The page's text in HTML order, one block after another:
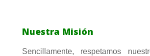
Nuestra Misión
Sencillamente, respetamos